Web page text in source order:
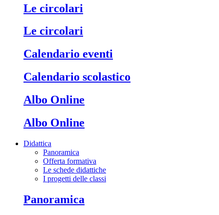
Le circolari
Le circolari
Calendario eventi
Calendario scolastico
Albo Online
Albo Online
Didattica
Panoramica
Offerta formativa
Le schede didattiche
I progetti delle classi
Panoramica